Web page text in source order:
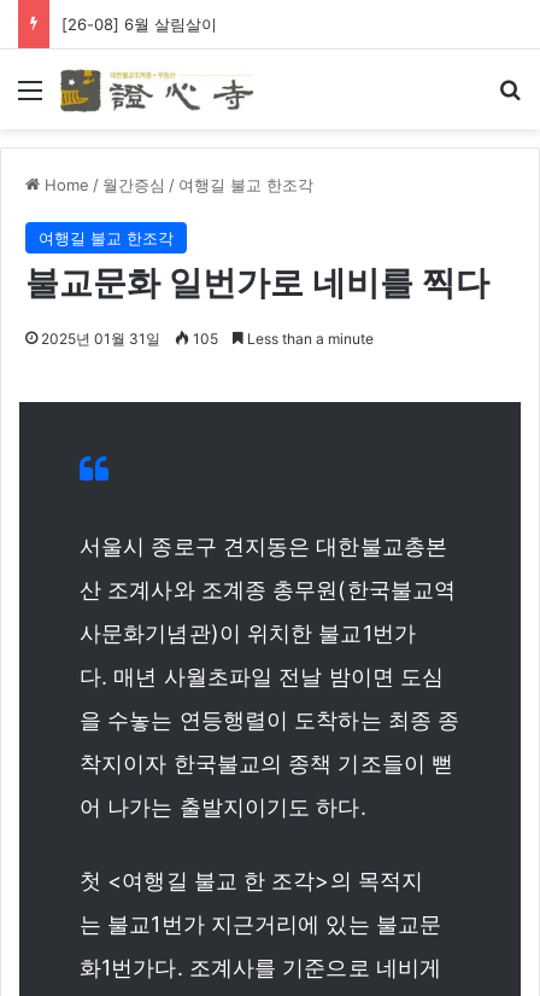
[26-08] 6월 살림살이
Menu
Home / 월간증심 / 여행길 불교 한조각
여행길 불교 한조각
불교문화 일번가로 네비를 찍다
2025년 01월 31일 105 Less than a minute
서울시 종로구 견지동은 대한불교총본
산 조계사와 조계종 총무원(한국불교역
사문화기념관)이 위치한 불교1번가
다. 매년 사월초파일 전날 밤이면 도심
을 수놓는 연등행렬이 도착하는 최종 종
착지이자 한국불교의 종책 기조들이 뻗
어 나가는 출발지이기도 하다.
첫 <여행길 불교 한 조각>의 목적지
는 불교1번가 지근거리에 있는 불교문
화1번가다. 조계사를 기준으로 네비게